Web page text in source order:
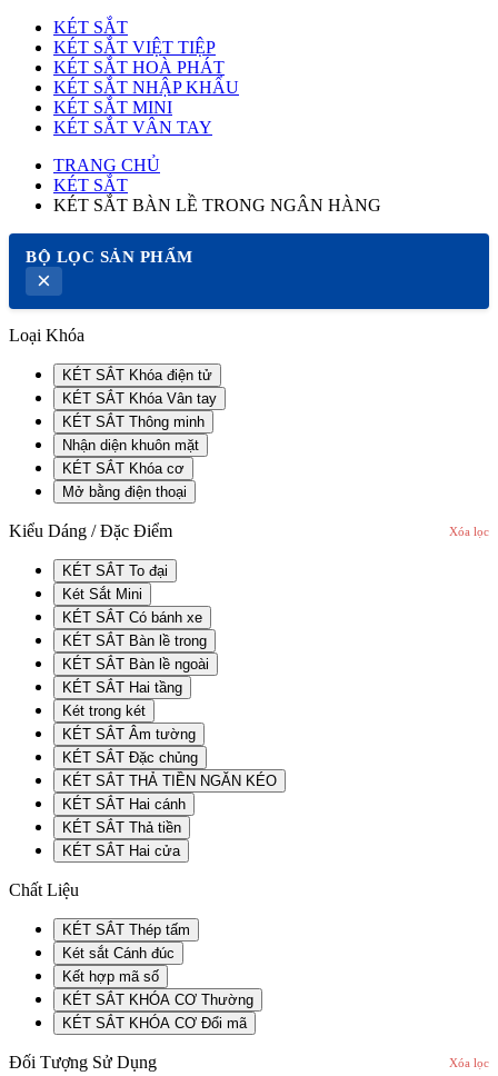
KÉT SẮT
KÉT SẮT VIỆT TIỆP
KÉT SẮT HOÀ PHÁT
KÉT SẮT NHẬP KHẨU
KÉT SẮT MINI
KÉT SẮT VÂN TAY
TRANG CHỦ
KÉT SẮT
KÉT SẮT BÀN LỀ TRONG NGÂN HÀNG
BỘ LỌC SẢN PHẨM
×
Loại Khóa
KÉT SẮT Khóa điện tử
KÉT SẮT Khóa Vân tay
KÉT SẮT Thông minh
Nhận diện khuôn mặt
KÉT SẮT Khóa cơ
Mở bằng điện thoại
Kiểu Dáng / Đặc Điểm Xóa lọc
KÉT SẮT To đại
Két Sắt Mini
KÉT SẮT Có bánh xe
KÉT SẮT Bàn lề trong
KÉT SẮT Bàn lề ngoài
KÉT SẮT Hai tầng
Két trong két
KÉT SẮT Âm tường
KÉT SẮT Đặc chủng
KÉT SẮT THẢ TIỀN NGĂN KÉO
KÉT SẮT Hai cánh
KÉT SẮT Thả tiền
KÉT SẮT Hai cửa
Chất Liệu
KÉT SẮT Thép tấm
Két sắt Cánh đúc
Kết hợp mã số
KÉT SẮT KHÓA CƠ Thường
KÉT SẮT KHÓA CƠ Đổi mã
Đối Tượng Sử Dụng Xóa lọc